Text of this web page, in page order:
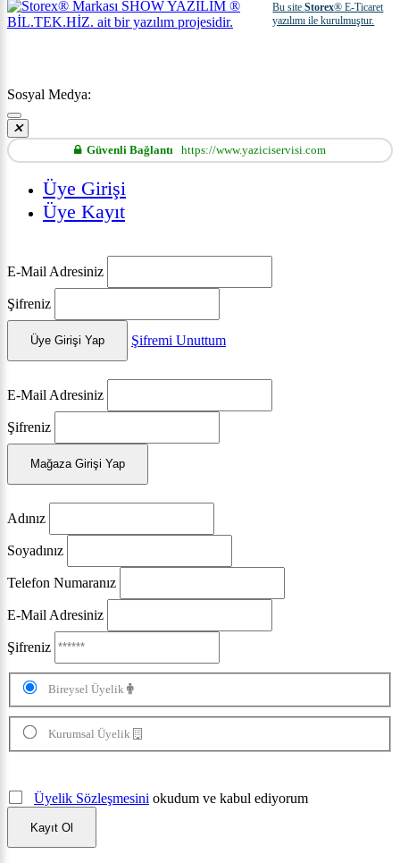
Bu siteStorex® E-Ticaret
yazılımı ile kurulmuştur.
Sosyal Medya:
Güvenli Bağlantı https://www.yaziciservisi.com
Üye Girişi
Üye Kayıt
E-Mail Adresiniz
Şifreniz
Üye Girişi Yap Şifremi Unuttum
E-Mail Adresiniz
Şifreniz
Mağaza Girişi Yap
Adınız
Soyadınız
Telefon Numaranız
E-Mail Adresiniz
Şifreniz
Bireysel Üyelik
Kurumsal Üyelik
Üyelik Sözleşmesini okudum ve kabul ediyorum
Kayıt Ol